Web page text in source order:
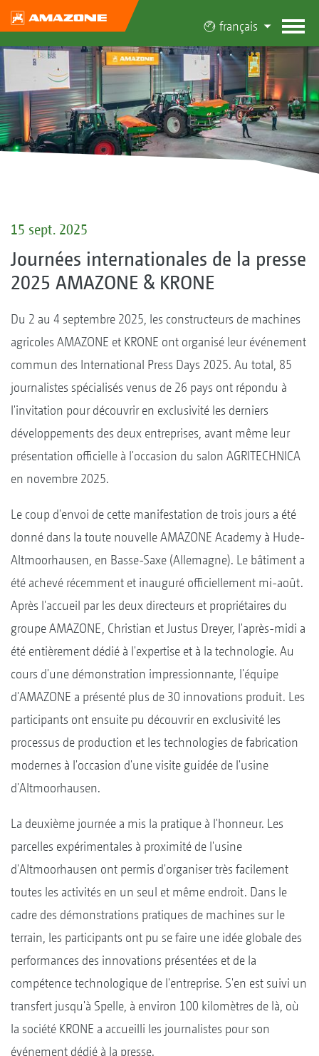
français
15 sept. 2025
Journées internationales de la presse
2025 AMAZONE & KRONE
Du 2 au 4 septembre 2025, les constructeurs de machines
agricoles AMAZONE et KRONE ont organisé leur événement
commun des International Press Days 2025. Au total, 85
journalistes spécialisés venus de 26 pays ont répondu à
l'invitation pour découvrir en exclusivité les derniers
développements des deux entreprises, avant même leur
présentation officielle à l'occasion du salon AGRITECHNICA
en novembre 2025.
Le coup d'envoi de cette manifestation de trois jours a été
donné dans la toute nouvelle AMAZONE Academy à Hude-
Altmoorhausen, en Basse-Saxe (Allemagne). Le bâtiment a
été achevé récemment et inauguré officiellement mi-août.
Après l'accueil par les deux directeurs et propriétaires du
groupe AMAZONE, Christian et Justus Dreyer, l'après-midi a
été entièrement dédié à l'expertise et à la technologie. Au
cours d'une démonstration impressionnante, l'équipe
d'AMAZONE a présenté plus de 30 innovations produit. Les
participants ont ensuite pu découvrir en exclusivité les
processus de production et les technologies de fabrication
modernes à l'occasion d'une visite guidée de l'usine
d'Altmoorhausen.
La deuxième journée a mis la pratique à l'honneur. Les
parcelles expérimentales à proximité de l'usine
d'Altmoorhausen ont permis d'organiser très facilement
toutes les activités en un seul et même endroit. Dans le
cadre des démonstrations pratiques de machines sur le
terrain, les participants ont pu se faire une idée globale des
performances des innovations présentées et de la
compétence technologique de l'entreprise. S'en est suivi un
transfert jusqu'à Spelle, à environ 100 kilomètres de là, où
la société KRONE a accueilli les journalistes pour son
événement dédié à la presse.